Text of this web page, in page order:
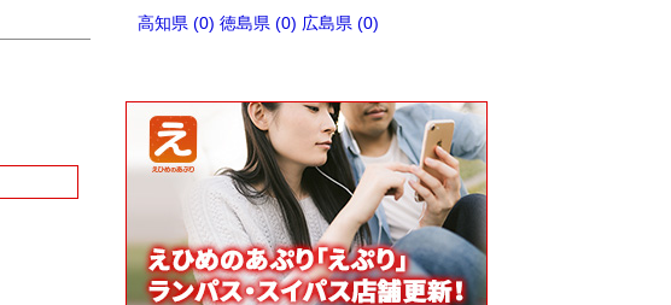
高知県 (0) 徳島県 (0) 広島県 (0)